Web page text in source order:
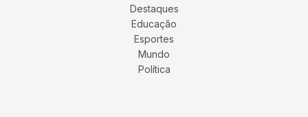
Destaques
Educação
Esportes
Mundo
Política